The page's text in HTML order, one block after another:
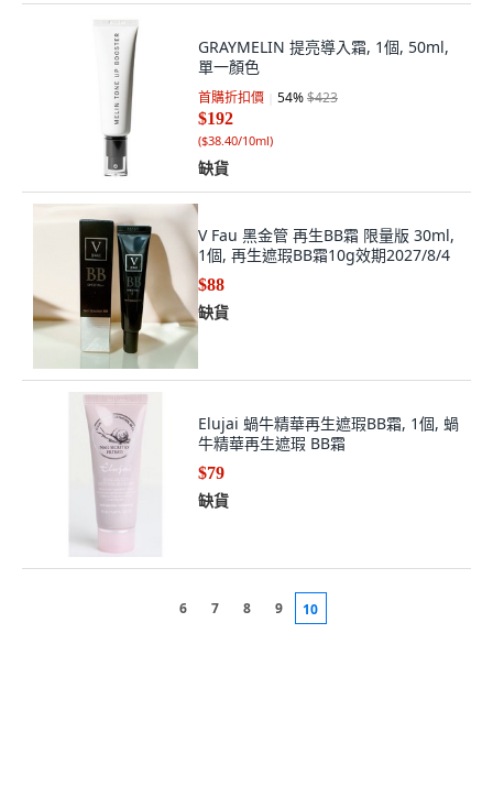
GRAYMELIN 提亮導入霜, 1個, 50ml,
單一顏色
首購折扣價 54%$423
$192
($38.40/10ml)
缺貨
V Fau 黑金管 再生BB霜 限量版 30ml,
1個, 再生遮瑕BB霜10g效期2027/8/4
$88
缺貨
Elujai 蝸牛精華再生遮瑕BB霜, 1個, 蝸
牛精華再生遮瑕 BB霜
$79
缺貨
6 7 8 9 10